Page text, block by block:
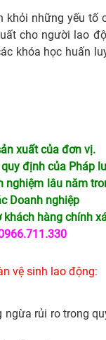
những yếu tố
cho người lao
khóa học huấn
xuất của đơn vị.
định của Pháp
lâu năm
Doanh nghiệp
hàng chính
vệ sinh lao động:
rủi ro trong